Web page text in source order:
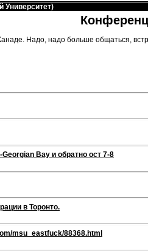
Университет)
Надо, надо больше общаться,
Bay и обратно ост 7-8
в Торонто.
msu_eastfuck/88368.html